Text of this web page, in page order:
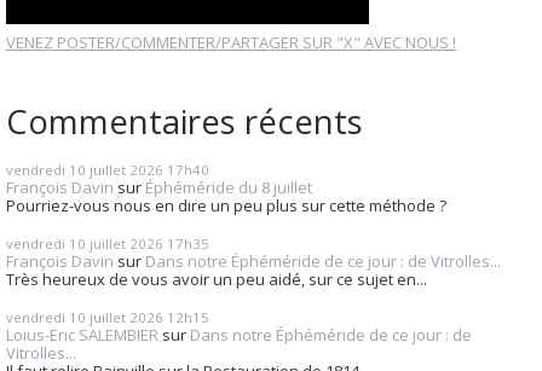
VENEZ POSTER/COMMENTER/PARTAGER SUR "X" AVEC NOUS !
Commentaires récents
vendredi 10 juillet 2026 17h40
François Davin sur Éphéméride du 8 juillet
Pourriez-vous nous en dire un peu plus sur cette méthode ?
vendredi 10 juillet 2026 17h35
François Davin sur Dans notre Éphéméride de ce jour : de Vitrolles...
Très heureux de vous avoir un peu aidé, sur ce sujet en...
vendredi 10 juillet 2026 12h15
Loius-Eric SALEMBIER sur Dans notre Éphéméride de ce jour : de
Vitrolles...